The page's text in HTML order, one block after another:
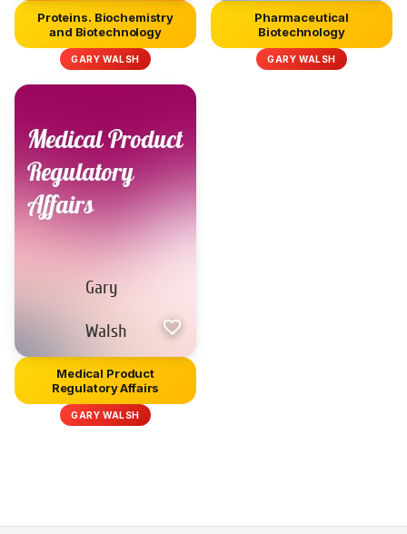
Proteins. Biochemistry
and Biotechnology
GARY WALSH
Pharmaceutical
Biotechnology
GARY WALSH
Medical Product
Regulatory Affairs
GARY WALSH